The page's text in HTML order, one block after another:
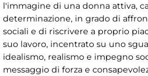
l'immagine di una donna attiva,
determinazione, in grado di
sociali e di riscrivere a proprio
suo lavoro, incentrato su uno
idealismo, realismo e impegno
messaggio di forza e